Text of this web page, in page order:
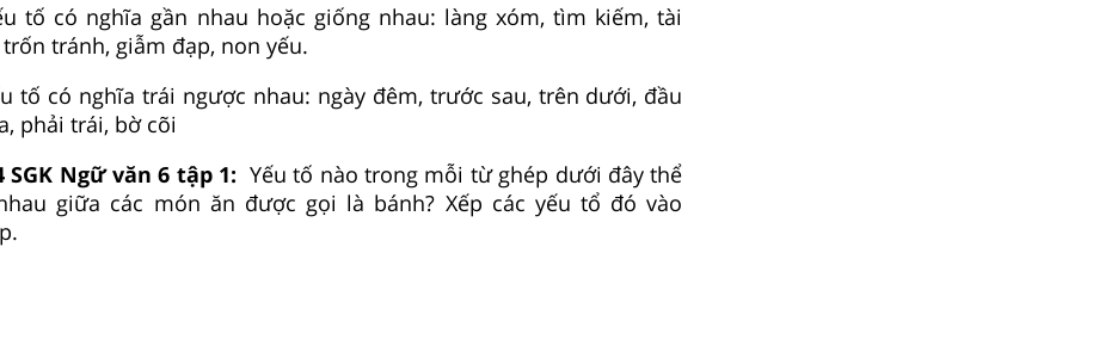
tố có nghĩa gần nhau hoặc giống nhau: làng xóm, tìm kiếm, tài
tránh, giẫm đạp, non yếu.
tố có nghĩa trái ngược nhau: ngày đêm, trước sau, trên dưới, đầu
phải trái, bờ cõi
SGK Ngữ văn 6 tập 1: Yếu tố nào trong mỗi từ ghép dưới đây thể
giữa các món ăn được gọi là bánh? Xếp các yếu tổ đó vào